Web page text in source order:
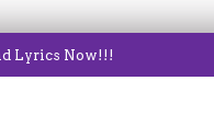
Lyrics Now!!!